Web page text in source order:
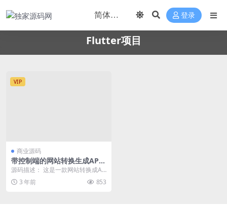
登录
Flutter项目
VIP
商业源码
带控制端的网站转换生成APP
源码+ WebAPP源代码+Flutt
源码描述： 这是一款网站转换成AP
P的源代码,开发语言使用Flutter,开
发工...3 年前 853